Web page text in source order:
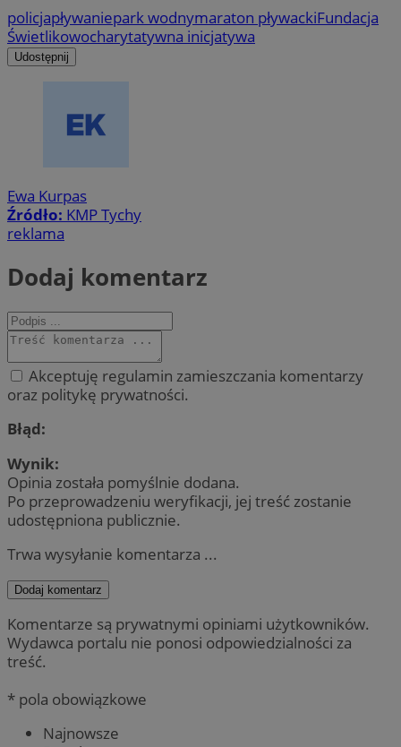
policjapływaniepark wodnymaraton pływackiFundacja
Świetlikowocharytatywna inicjatywa
Udostępnij
Ewa Kurpas
Źródło: KMP Tychy
reklama
Dodaj komentarz
Akceptuję regulamin zamieszczania komentarzy
oraz politykę prywatności.
Błąd:
Wynik:
Opinia została pomyślnie dodana.
Po przeprowadzeniu weryfikacji, jej treść zostanie
udostępniona publicznie.
Trwa wysyłanie komentarza ...
Dodaj komentarz
Komentarze są prywatnymi opiniami użytkowników.
Wydawca portalu nie ponosi odpowiedzialności za
treść.
* pola obowiązkowe
Najnowsze